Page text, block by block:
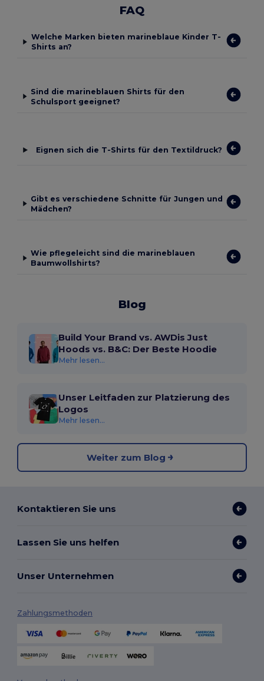
FAQ
Welche Marken bieten marineblaue Kinder T-
Shirts an?
Sind die marineblauen Shirts für den
Schulsport geeignet?
Eignen sich die T-Shirts für den Textildruck?
Gibt es verschiedene Schnitte für Jungen und
Mädchen?
Wie pflegeleicht sind die marineblauen
Baumwollshirts?
Blog
Build Your Brand vs. AWDis Just
Hoods vs. B&C: Der Beste Hoodie
Mehr lesen...
Unser Leitfaden zur Platzierung des
Logos
Mehr lesen...
Weiter zum Blog
Kontaktieren Sie uns
Lassen Sie uns helfen
Unser Unternehmen
Zahlungsmethoden